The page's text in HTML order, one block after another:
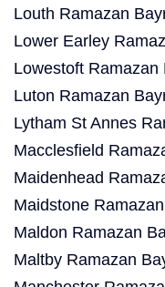
Louth Ramazan
Lower Earley
Lowestoft Ramazan
Luton Ramazan
Lytham St Annes
Macclesfield
Maidenhead
Maidstone
Maldon Ramazan
Maltby Ramazan